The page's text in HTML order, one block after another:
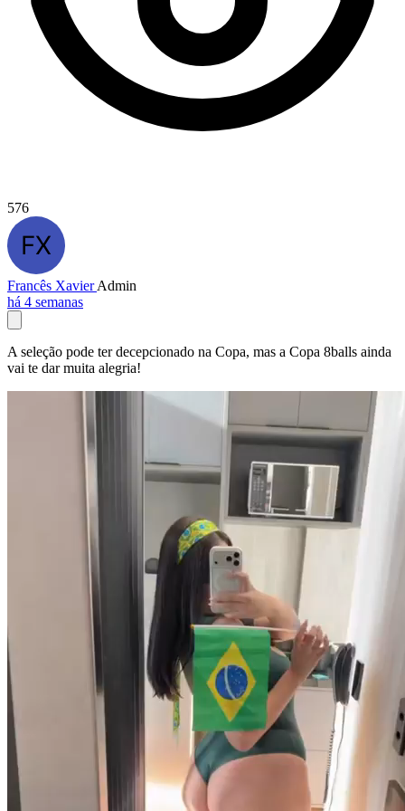
576
Francês XavierAdmin
há 4 semanas
A seleção pode ter decepcionado na Copa, mas a Copa 8balls ainda
vai te dar muita alegria!